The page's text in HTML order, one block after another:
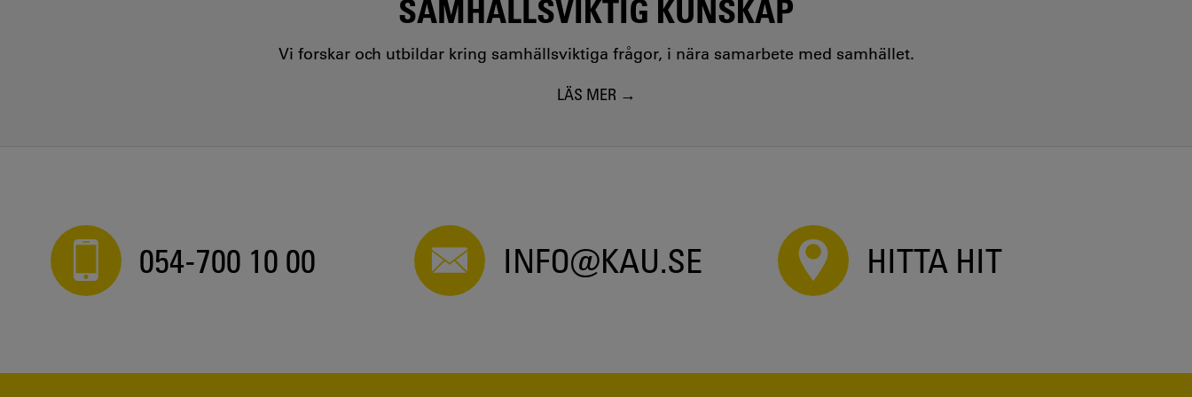
SAMHÄLLSVIKTIG KUNSKAP
Vi forskar och utbildar kring samhällsviktiga frågor, i nära samarbete med samhället.
LÄS MER
054-700 10 00 INFO@KAU.SE HITTA HIT